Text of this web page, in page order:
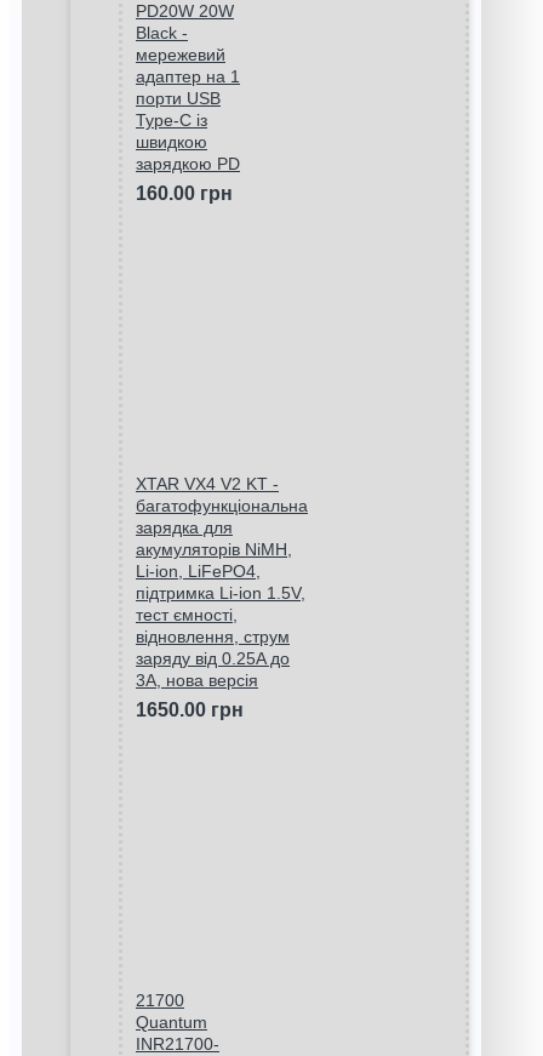
PD20W 20W
Black -
мережевий
адаптер на 1
порти USB
Type-C із
швидкою
зарядкою PD
160.00 грн
XTAR VX4 V2 KT -
багатофункціональна
зарядка для
акумуляторів NiMH,
Li-ion, LiFePO4,
підтримка Li-ion 1.5V,
тест ємності,
відновлення, струм
заряду від 0.25A до
3A, нова версія
1650.00 грн
21700
Quantum
INR21700-